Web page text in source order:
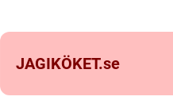
JAGIKÖKET.se